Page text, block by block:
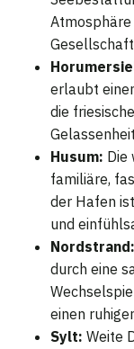
erlaubt
die
Husum: Die
familiäre,
der Hafen
und
Nordstrand:
durch eine
einen
Sylt: Weite